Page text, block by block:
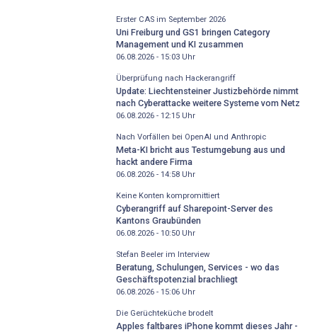
Erster CAS im September 2026
Uni Freiburg und GS1 bringen Category
Management und KI zusammen
06.08.2026 - 15:03Uhr
Überprüfung nach Hackerangriff
Update: Liechtensteiner Justizbehörde nimmt
nach Cyberattacke weitere Systeme vom Netz
06.08.2026 - 12:15Uhr
Nach Vorfällen bei OpenAI und Anthropic
Meta-KI bricht aus Testumgebung aus und
hackt andere Firma
06.08.2026 - 14:58Uhr
Keine Konten kompromittiert
Cyberangriff auf Sharepoint-Server des
Kantons Graubünden
06.08.2026 - 10:50Uhr
Stefan Beeler im Interview
Beratung, Schulungen, Services - wo das
Geschäftspotenzial brachliegt
06.08.2026 - 15:06Uhr
Die Gerüchteküche brodelt
Apples faltbares iPhone kommt dieses Jahr -